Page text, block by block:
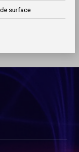
surface